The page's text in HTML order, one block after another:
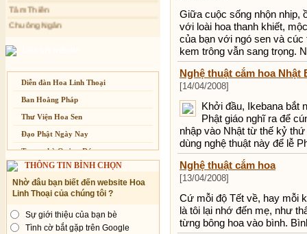
Tịnh xá Ngọc Đăng khai giảng Thiền
dành cho Người bận rộn
Tâm Thiền
Chuông Ngân
Anh không chết đâu em
Diễn đàn Hoa Linh Thoại
Ban Hoằng Pháp
Thư Viện Hoa Sen
Đạo Phật Ngày Nay
Trang nhà Quảng Đức
Báo Giác Ngộ
Vesak 2014
THÔNG TIN BÌNH CHỌN
Nhờ đâu bạn biết đến website Hoa
Linh Thoại của chúng tôi ?
Sự giới thiệu của bạn bè
Tình cờ bắt gặp trên Google
Giữa cuộc sống nhộn nhịp,
với loài hoa thanh khiết,
của bạn với ngó sen và
kem trông vẫn sang trọng.
Nghệ thuật cắm hoa Nhật
[14/04/2008]
Khởi đầu, Ikebana bắt
Phật giáo nghĩ ra để
nhập vào Nhật từ thế kỷ
dùng nghệ thuật này để lễ
Nghệ thuật cắm hoa
[13/04/2008]
Cứ mỗi độ Tết về, hay mỗi
là tôi lại nhớ đến mẹ, như
từng bông hoa vào bình.